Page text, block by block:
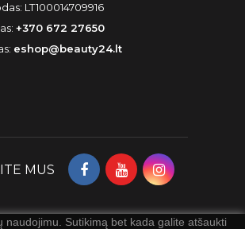
LT100014709916
+370 672 27650
eshop@beauty24.lt
Sutikimą bet kada galite atšaukti
MUS